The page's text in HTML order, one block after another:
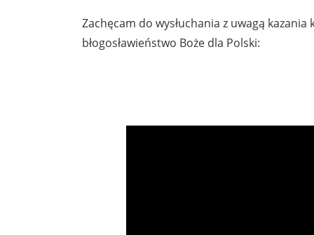
Zachęcam do wysłuchania z uwagą
błogosławieństwo Boże dla Polski: